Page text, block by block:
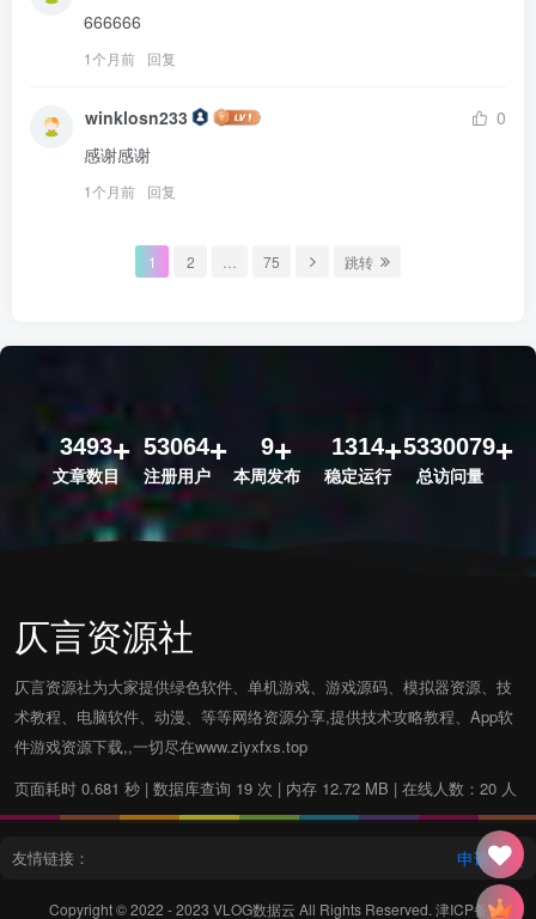
666666
1个月前 回复
winklosn233
0
感谢感谢
1个月前 回复
1 2 … 75 跳转
3493
文章数目
53064
注册用户
9
本周发布
1314
稳定运行
5330079
总访问量
仄言资源社
仄言资源社为大家提供绿色软件、单机游戏、游戏源码、模拟器资源、技
术教程、电脑软件、动漫、等等网络资源分享,提供技术攻略教程、App软
件游戏资源下载,,一切尽在www.ziyxfxs.top
页面耗时 0.681 秒 | 数据库查询 19 次 | 内存 12.72 MB | 在线人数：20 人
友情链接： 申请友链
Copyright © 2022 - 2023 VLOG数据云 All Rights Reserved.津ICP备